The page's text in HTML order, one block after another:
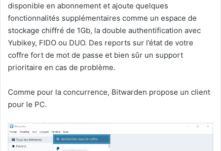
disponible en abonnement et ajoute quelques
fonctionnalités supplémentaires comme un espace de
stockage chiffré de 1Gb, la double authentification avec
Yubikey, FIDO ou DUO. Des reports sur l’état de votre
coffre fort de mot de passe et bien sûr un support
prioritaire en cas de problème.
Comme pour la concurrence, Bitwarden propose un client
pour le PC.